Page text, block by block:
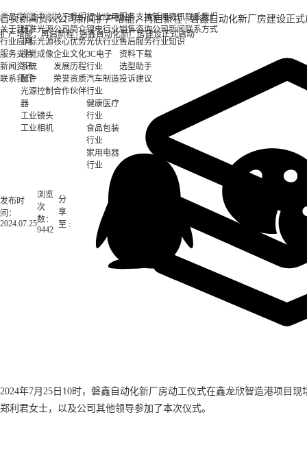
产品中心
标准光源
非标光源
视觉成像
系统
配件
光源控制
器
工业镜头
工业相机
关于我们
公司简介
核心优势
企业文化
发展历程
荣誉资质
合作伙伴
行业应用
锂电行业
光伏行业
3C电子
行业
汽车制造
行业
健康医疗
行业
食品包装
行业
家用电器
行业
服务支持
销售咨询
售后服务
资料下载
选型助手
投诉建议
新闻资讯
公司新闻
行业知识
联系我们
联系方式
产品中心
关于我们
行业应用
服务支持
新闻资讯
联系我们
首页新闻资讯公司新闻扩产增能，再启新程 | 磐鑫自动化新厂房建设正式
扩产增能，再启新程 | 磐鑫自动化新厂房建设正式启动
发布时
间：
2024.07.25
浏览
次
数：
9442
分
享
至 :
2024年7月25日10时，磐鑫自动化新厂房动工仪式在鑫龙欣智造港项目
郑利君女士，以及公司其他领导参加了本次仪式。